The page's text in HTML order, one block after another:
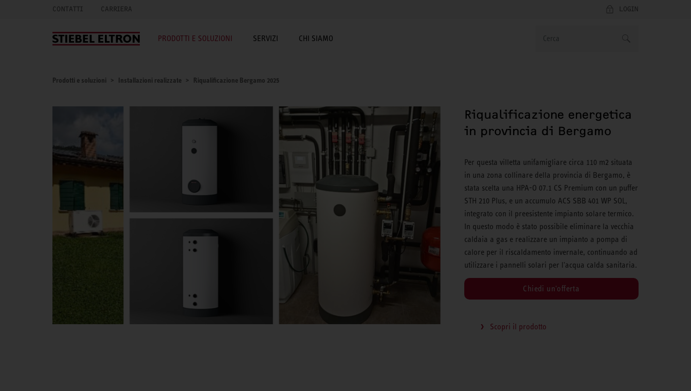
CONTATTI CARRIERA LOGIN
PRODOTTI E SOLUZIONI SERVIZI CHI SIAMO
Prodotti e soluzioni Installazioni realizzate Riqualificazione Bergamo 2025
Riqualificazione energetica
in provincia di Bergamo
Per questa villetta unifamigliare circa 110 m2 situata
in una zona collinare della provincia di Bergamo, è
stata scelta una HPA-O 07.1 CS Premium con un puffer
STH 210 Plus, e un accumulo ACS SBB 401 WP SOL,
integrato con il preesistente impianto solare termico.
In questo modo è stato possibile eliminare la vecchia
caldaia a gas e realizzare un impianto a pompa di
calore per il riscaldamento invernale, continuando ad
utilizzare i pannelli solari per l'acqua calda sanitaria.
Chiedi un'offerta
Scopri il prodotto